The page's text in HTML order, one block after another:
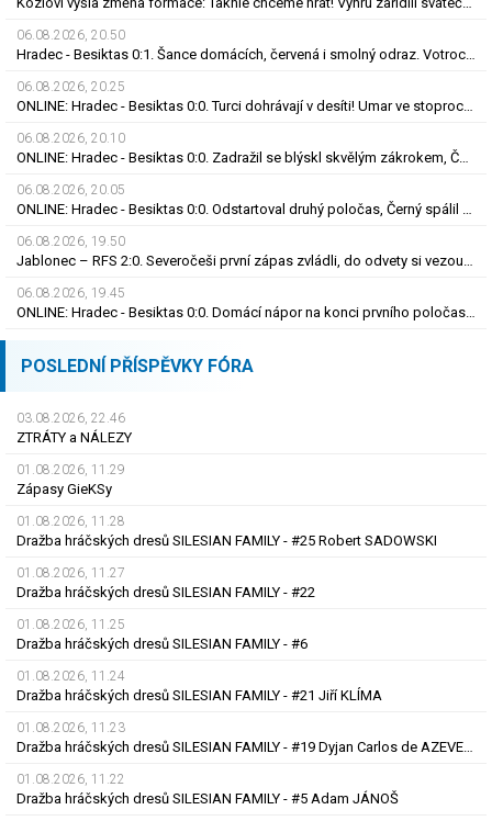
06.08.2026, 20.50
Hradec - Besiktas 0:1. Šance domácích, červená i smolný odraz. Votroci budou dotahovat
06.08.2026, 20.25
ONLINE: Hradec - Besiktas 0:0. Turci dohrávají v desíti! Umar ve stoprocentní šanci selhal
06.08.2026, 20.10
ONLINE: Hradec - Besiktas 0:0. Zadražil se blýskl skvělým zákrokem, Černý nedal tutovku
06.08.2026, 20.05
ONLINE: Hradec - Besiktas 0:0. Odstartoval druhý poločas, Černý spálil obrovskou šanci
06.08.2026, 19.50
Jablonec – RFS 2:0. Severočeši první zápas zvládli, do odvety si vezou nadějný náskok
06.08.2026, 19.45
ONLINE: Hradec - Besiktas 0:0. Domácí nápor na konci prvního poločasu, branka zatím nepadla
POSLEDNÍ PŘÍSPĚVKY FÓRA
03.08.2026, 22.46
ZTRÁTY a NÁLEZY
01.08.2026, 11.29
Zápasy GieKSy
01.08.2026, 11.28
Dražba hráčských dresů SILESIAN FAMILY - #25 Robert SADOWSKI
01.08.2026, 11.27
Dražba hráčských dresů SILESIAN FAMILY - #22
01.08.2026, 11.25
Dražba hráčských dresů SILESIAN FAMILY - #6
01.08.2026, 11.24
Dražba hráčských dresů SILESIAN FAMILY - #21 Jiří KLÍMA
01.08.2026, 11.23
Dražba hráčských dresů SILESIAN FAMILY - #19 Dyjan Carlos de AZEVEDO
01.08.2026, 11.22
Dražba hráčských dresů SILESIAN FAMILY - #5 Adam JÁNOŠ